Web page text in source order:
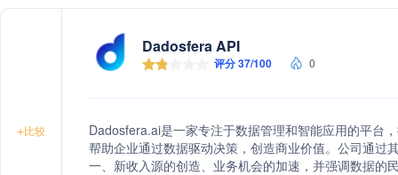
+比较
Dadosfera API
评分 37/100 0
Dadosfera.ai是一家专注于数据管理和智能应用的平台
帮助企业通过数据驱动决策，创造商业价值。公司通过
一、新收入源的创造、业务机会的加速，并强调数据的